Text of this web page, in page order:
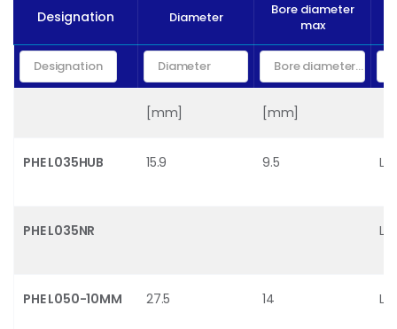
Designation Diameter
Bore diameter
max
[mm] [mm]
PHE L035HUB 15.9 9.5
PHE L035NR
PHE L050-10MM 27.5 14